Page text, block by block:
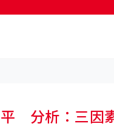
分析：三因